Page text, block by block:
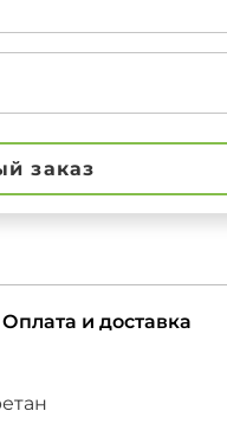
заказ
Оплата и доставка